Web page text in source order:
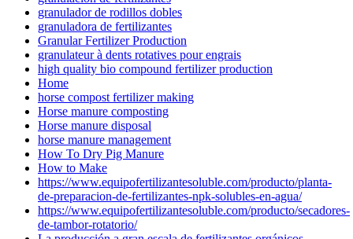
granulador de rodillos dobles
granuladora de fertilizantes
Granular Fertilizer Production
granulateur à dents rotatives pour engrais
high quality bio compound fertilizer production
Home
horse compost fertilizer making
Horse manure composting
Horse manure disposal
horse manure management
How To Dry Pig Manure
How to Make
https://www.equipofertilizantesoluble.com/producto/planta-
de-preparacion-de-fertilizantes-npk-solubles-en-agua/
https://www.equipofertilizantesoluble.com/producto/secadores-
de-tambor-rotatorio/